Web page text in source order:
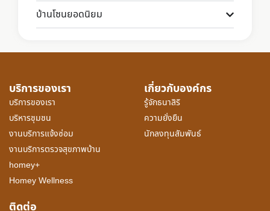
บ้านโซนยอดนิยม
บริการของเรา
บริการของเรา
บริหารชุมชน
งานบริการแจ้งซ่อม
งานบริการตรวจสุขภาพบ้าน
homey+
Homey Wellness
เกี่ยวกับองค์กร
รู้จักธนาสิริ
ความยั่งยืน
นักลงทุนสัมพันธ์
ติดต่อ